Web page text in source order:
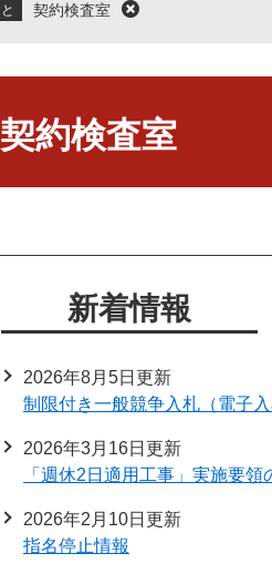
契約検査室
閉
契約検査室
新着情報
2026年8月5日更新
制限付き一般競争入札（電子入
2026年3月16日更新
「週休2日適用工事」実施要領
2026年2月10日更新
指名停止情報